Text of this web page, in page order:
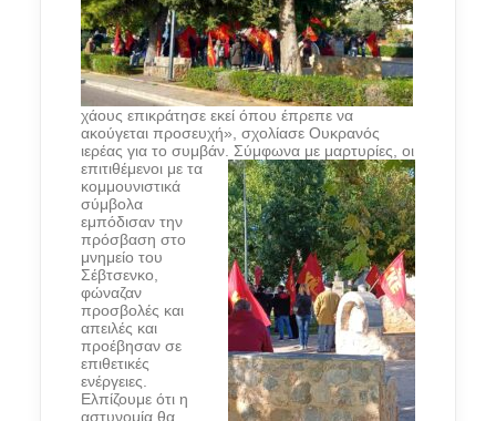
χάους επικράτησε εκεί όπου έπρεπε να
ακούγεται προσευχή», σχολίασε Ουκρανός
ιερέας για το συμβάν. Σύμφωνα με μαρτυρίες, οι
επιτιθέμενοι με τα
κομμουνιστικά
σύμβολα
εμπόδισαν την
πρόσβαση στο
μνημείο του
Σέβτσενκο,
φώναζαν
προσβολές και
απειλές και
προέβησαν σε
επιθετικές
ενέργειες.
Ελπίζουμε ότι η
αστυνομία θα